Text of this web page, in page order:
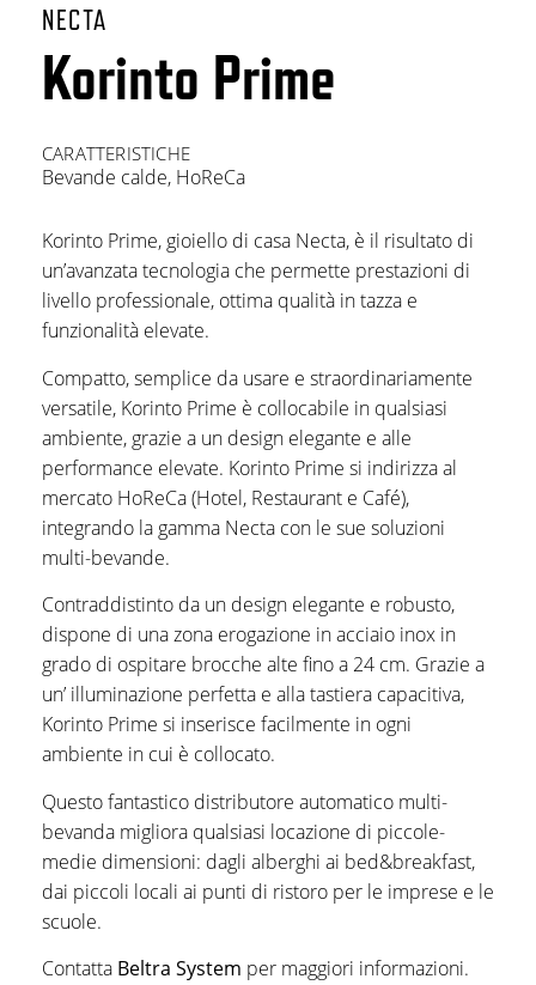
NECTA
Korinto Prime
CARATTERISTICHE
Bevande calde, HoReCa
Korinto Prime, gioiello di casa Necta, è il risultato di
un’avanzata tecnologia che permette prestazioni di
livello professionale, ottima qualità in tazza e
funzionalità elevate.
Compatto, semplice da usare e straordinariamente
versatile, Korinto Prime è collocabile in qualsiasi
ambiente, grazie a un design elegante e alle
performance elevate. Korinto Prime si indirizza al
mercato HoReCa (Hotel, Restaurant e Café),
integrando la gamma Necta con le sue soluzioni
multi-bevande.
Contraddistinto da un design elegante e robusto,
dispone di una zona erogazione in acciaio inox in
grado di ospitare brocche alte fino a 24 cm. Grazie a
un’ illuminazione perfetta e alla tastiera capacitiva,
Korinto Prime si inserisce facilmente in ogni
ambiente in cui è collocato.
Questo fantastico distributore automatico multi-
bevanda migliora qualsiasi locazione di piccole-
medie dimensioni: dagli alberghi ai bed&breakfast,
dai piccoli locali ai punti di ristoro per le imprese e le
scuole.
Contatta Beltra System per maggiori informazioni.